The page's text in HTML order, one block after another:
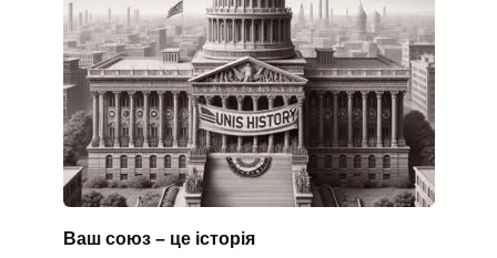
Ваш союз – це історія